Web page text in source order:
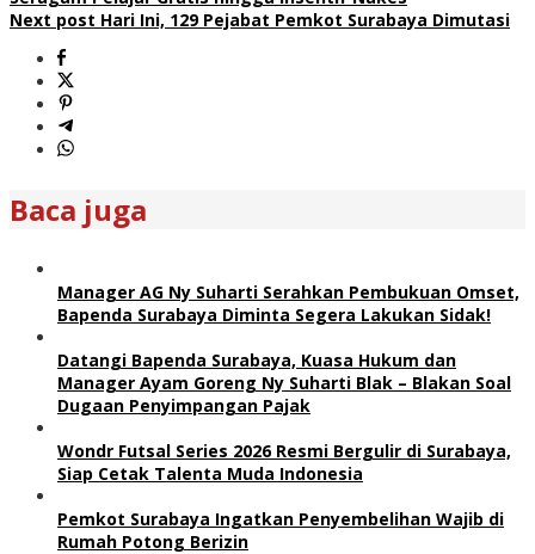
Next post Hari Ini, 129 Pejabat Pemkot Surabaya Dimutasi
Baca juga
Manager AG Ny Suharti Serahkan Pembukuan Omset,
Bapenda Surabaya Diminta Segera Lakukan Sidak!
Datangi Bapenda Surabaya, Kuasa Hukum dan
Manager Ayam Goreng Ny Suharti Blak – Blakan Soal
Dugaan Penyimpangan Pajak
Wondr Futsal Series 2026 Resmi Bergulir di Surabaya,
Siap Cetak Talenta Muda Indonesia
Pemkot Surabaya Ingatkan Penyembelihan Wajib di
Rumah Potong Berizin